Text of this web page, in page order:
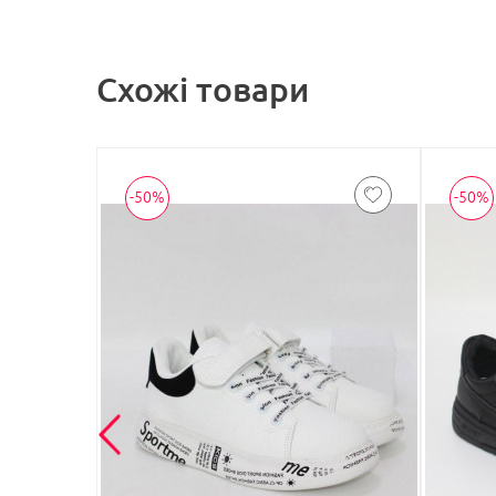
Схожі товари
-50% -50%